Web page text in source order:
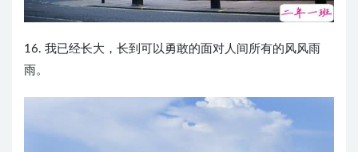
16. 我已经长大，长到可以勇敢的面对人间所有的风风雨
雨。